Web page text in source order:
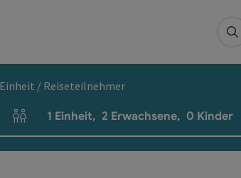
Einheit / Reiseteilnehmer
Einheitenanzahl und Personenfelder
1 Einheit, 2 Erwachsene, 0 Kinder